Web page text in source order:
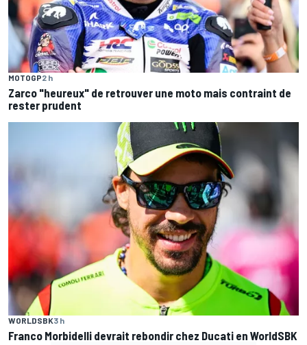
MOTOGP2 h
Zarco "heureux" de retrouver une moto mais contraint de
rester prudent
WORLDSBK3 h
Franco Morbidelli devrait rebondir chez Ducati en WorldSBK